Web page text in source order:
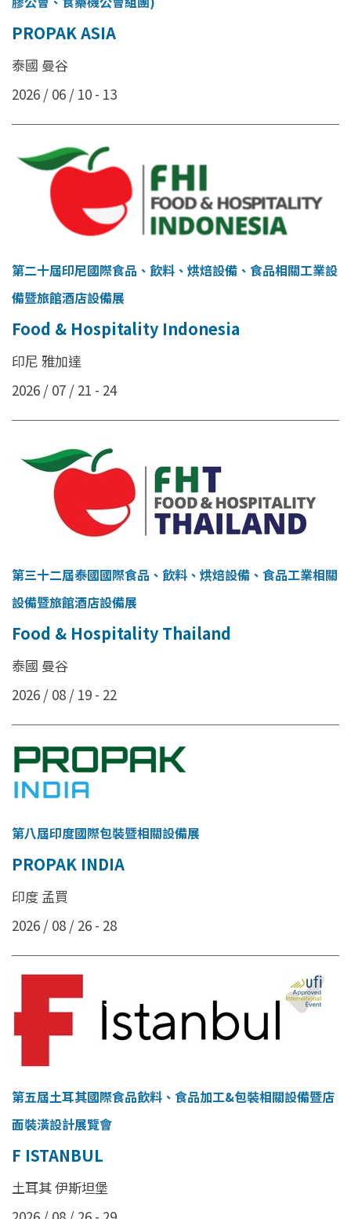
PROPAK ASIA
泰國 曼谷
2026 / 06 / 10 - 13
第二十屆印尼國際食品、飲料、烘焙設備、食品相關工業設
備暨旅館酒店設備展
Food & Hospitality Indonesia
印尼 雅加達
2026 / 07 / 21 - 24
第三十二屆泰國國際食品、飲料、烘焙設備、食品工業相關
設備暨旅館酒店設備展
Food & Hospitality Thailand
泰國 曼谷
2026 / 08 / 19 - 22
第八屆印度國際包裝暨相關設備展
PROPAK INDIA
印度 孟買
2026 / 08 / 26 - 28
第五屆土耳其國際食品飲料、食品加工&包裝相關設備暨店
面裝潢設計展覽會
F ISTANBUL
土耳其 伊斯坦堡